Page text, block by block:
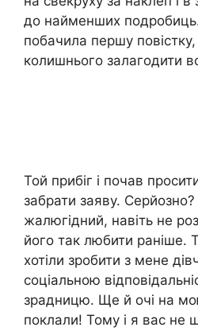
до найменших
побачила першу
колишнього залагодити
Той прибіг і почав
забрати заяву. Серйозно?
жалюгідний, навіть не
його так любити раніше.
хотіли зробити з мене
соціальною
зрадницю. Ще й очі на
поклали! Тому і я вас не